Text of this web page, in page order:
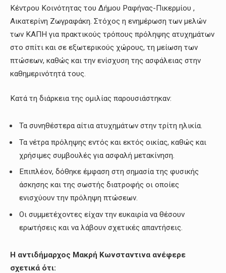
Κέντρου Κοινότητας του Δήμου Ραφήνας-Πικερμίου ,
Αικατερίνη Ζωγραφάκη. Στόχος η ενημέρωση των μελών
των ΚΑΠΗ για πρακτικούς τρόπους πρόληψης ατυχημάτων
στο σπίτι και σε εξωτερικούς χώρους, τη μείωση των
πτώσεων, καθώς και την ενίσχυση της ασφάλειας στην
καθημερινότητά τους.
Κατά τη διάρκεια της ομιλίας παρουσιάστηκαν:
Τα συνηθέστερα αίτια ατυχημάτων στην τρίτη ηλικία.
Τα νέτρα πρόληψης εντός και εκτός οικίας, καθώς και
χρήσιμες συμβουλές για ασφαλή μετακίνηση.
Επιπλέον, δόθηκε έμφαση στη σημασία της φυσικής
άσκησης και της σωστής διατροφής οι οποίες
ενισχύουν την πρόληψη πτώσεων.
Οι συμμετέχοντες είχαν την ευκαιρία να θέσουν
ερωτήσεις και να λάβουν σχετικές απαντήσεις.
Η αντιδήμαρχος Μακρή Κωνσταντινα ανέφερε
σχετικά ότι: